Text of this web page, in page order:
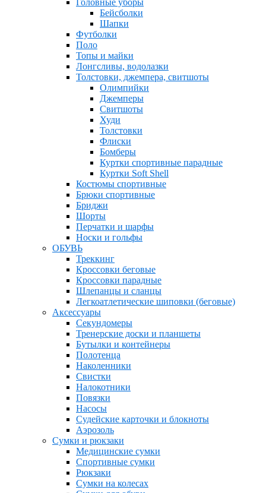
Бейсболки
Шапки
Футболки
Поло
Топы и майки
Лонгсливы, водолазки
Толстовки, джемпера, свитшоты
Олимпийки
Джемперы
Свитшоты
Худи
Толстовки
Флиски
Бомберы
Куртки спортивные парадные
Куртки Soft Shell
Костюмы спортивные
Брюки спортивные
Бриджи
Шорты
Перчатки и шарфы
Носки и гольфы
ОБУВЬ
Треккинг
Кроссовки беговые
Кроссовки парадные
Шлепанцы и сланцы
Легкоатлетические шиповки (беговые)
Аксессуары
Секундомеры
Тренерские доски и планшеты
Бутылки и контейнеры
Полотенца
Наколенники
Свистки
Налокотники
Повязки
Насосы
Судейские карточки и блокноты
Аэрозоль
Сумки и рюкзаки
Медицинские сумки
Спортивные сумки
Рюкзаки
Сумки на колесах